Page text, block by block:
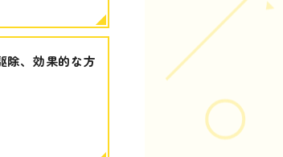
除、効果的な方